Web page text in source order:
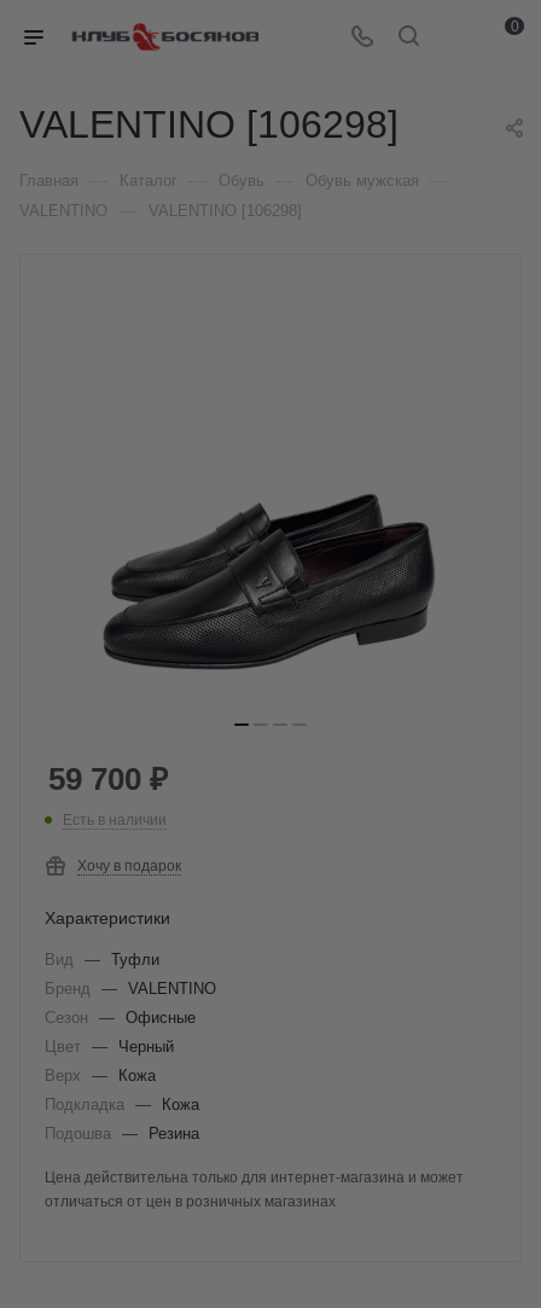
0
VALENTINO [106298]
Главная Каталог Обувь Обувь мужская
VALENTINO VALENTINO [106298]
59 700 ₽
Есть в наличии
Хочу в подарок
Характеристики
Вид — Туфли
Бренд
— VALENTINO
Сезон
— Офисные
Цвет —
Черный
Верх
—
Кожа
Подкладка
—
Кожа
Подошва
— Резина
Цена действительна только для интернет-магазина и может
отличаться от цен в розничных магазинах